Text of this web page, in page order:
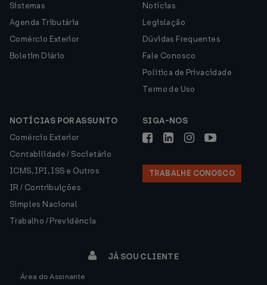
Sistemas
Agenda Tributária
Comércio Exterior
Boletim Diário
Notícias
Legislação
Dúvidas Frequentes
Fale Conosco
Política de Privacidade
Termo de Uso
NOTÍCIAS POR ASSUNTO
Comércio Exterior
Contabilidade / Societário
ICMS, IPI, ISS e Outros
IR / Contribuições
Simples Nacional
Trabalho / Previdência
SIGA-NOS
TRABALHE CONOSCO
JÁ SOU CLIENTE
Área do Assinante